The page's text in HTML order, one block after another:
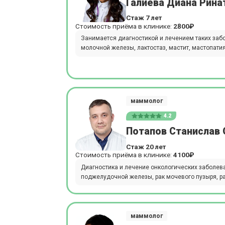
Галиева Диана
Стаж 7 лет
Стоимость приёма в клинике: 2800₽
Занимается диагностикой и лечением таких
молочной железы, лактостаз, мастит,
маммолог
4.2
Потапов Станислав
Стаж 20 лет
Стоимость приёма в клинике: 4100₽
Диагностика и лечение онкологических
поджелудочной железы, рак мочевого пузыря,
маммолог